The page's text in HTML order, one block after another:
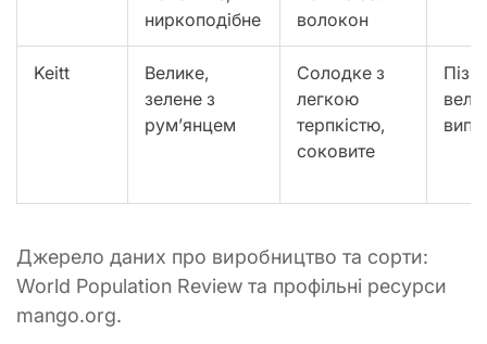
ниркоподібне
волокон
Keitt
Велике,
зелене з
рум’янцем
Солодке з
легкою
терпкістю,
соковите
Джерело даних про виробництво та сорти:
World Population Review та профільні ресурси
mango.org.